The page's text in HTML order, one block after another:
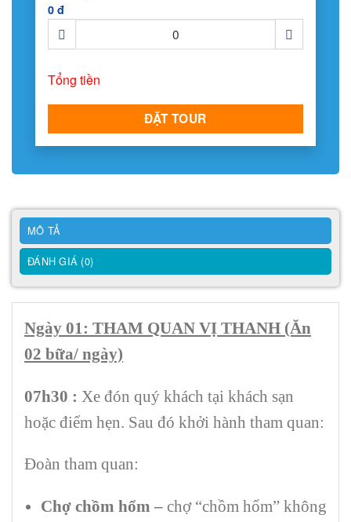
0 đ
Tổng tiền
ĐẶT TOUR
MÔ TẢ
ĐÁNH GIÁ (0)
Ngày 01: THAM QUAN VỊ THANH (Ăn
02 bữa/ ngày)
07h30 : Xe đón quý khách tại khách sạn
hoặc điểm hẹn. Sau đó khởi hành tham quan:
Đoàn tham quan:
Chợ chồm hổm – chợ “chồm hổm” không